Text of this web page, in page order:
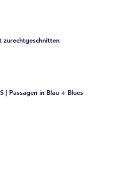
zurechtgeschnitten
| Passagen in Blau + Blues